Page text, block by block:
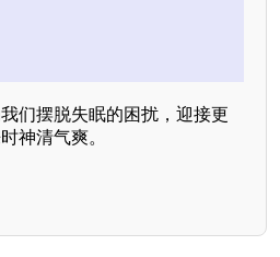
们摆脱失眠的困扰，迎接更
神清气爽。